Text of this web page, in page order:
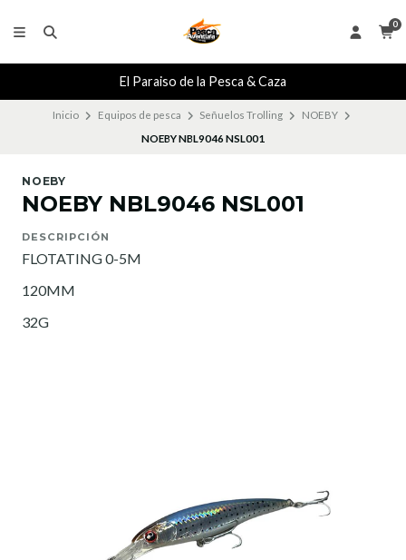
0
El Paraiso de la Pesca & Caza
Inicio Equipos de pesca Señuelos Trolling
NOEBY
NOEBY NBL9046 NSL001
NOEBY
NOEBY NBL9046 NSL001
DESCRIPCIÓN
FLOTATING 0-5M
120MM
32G